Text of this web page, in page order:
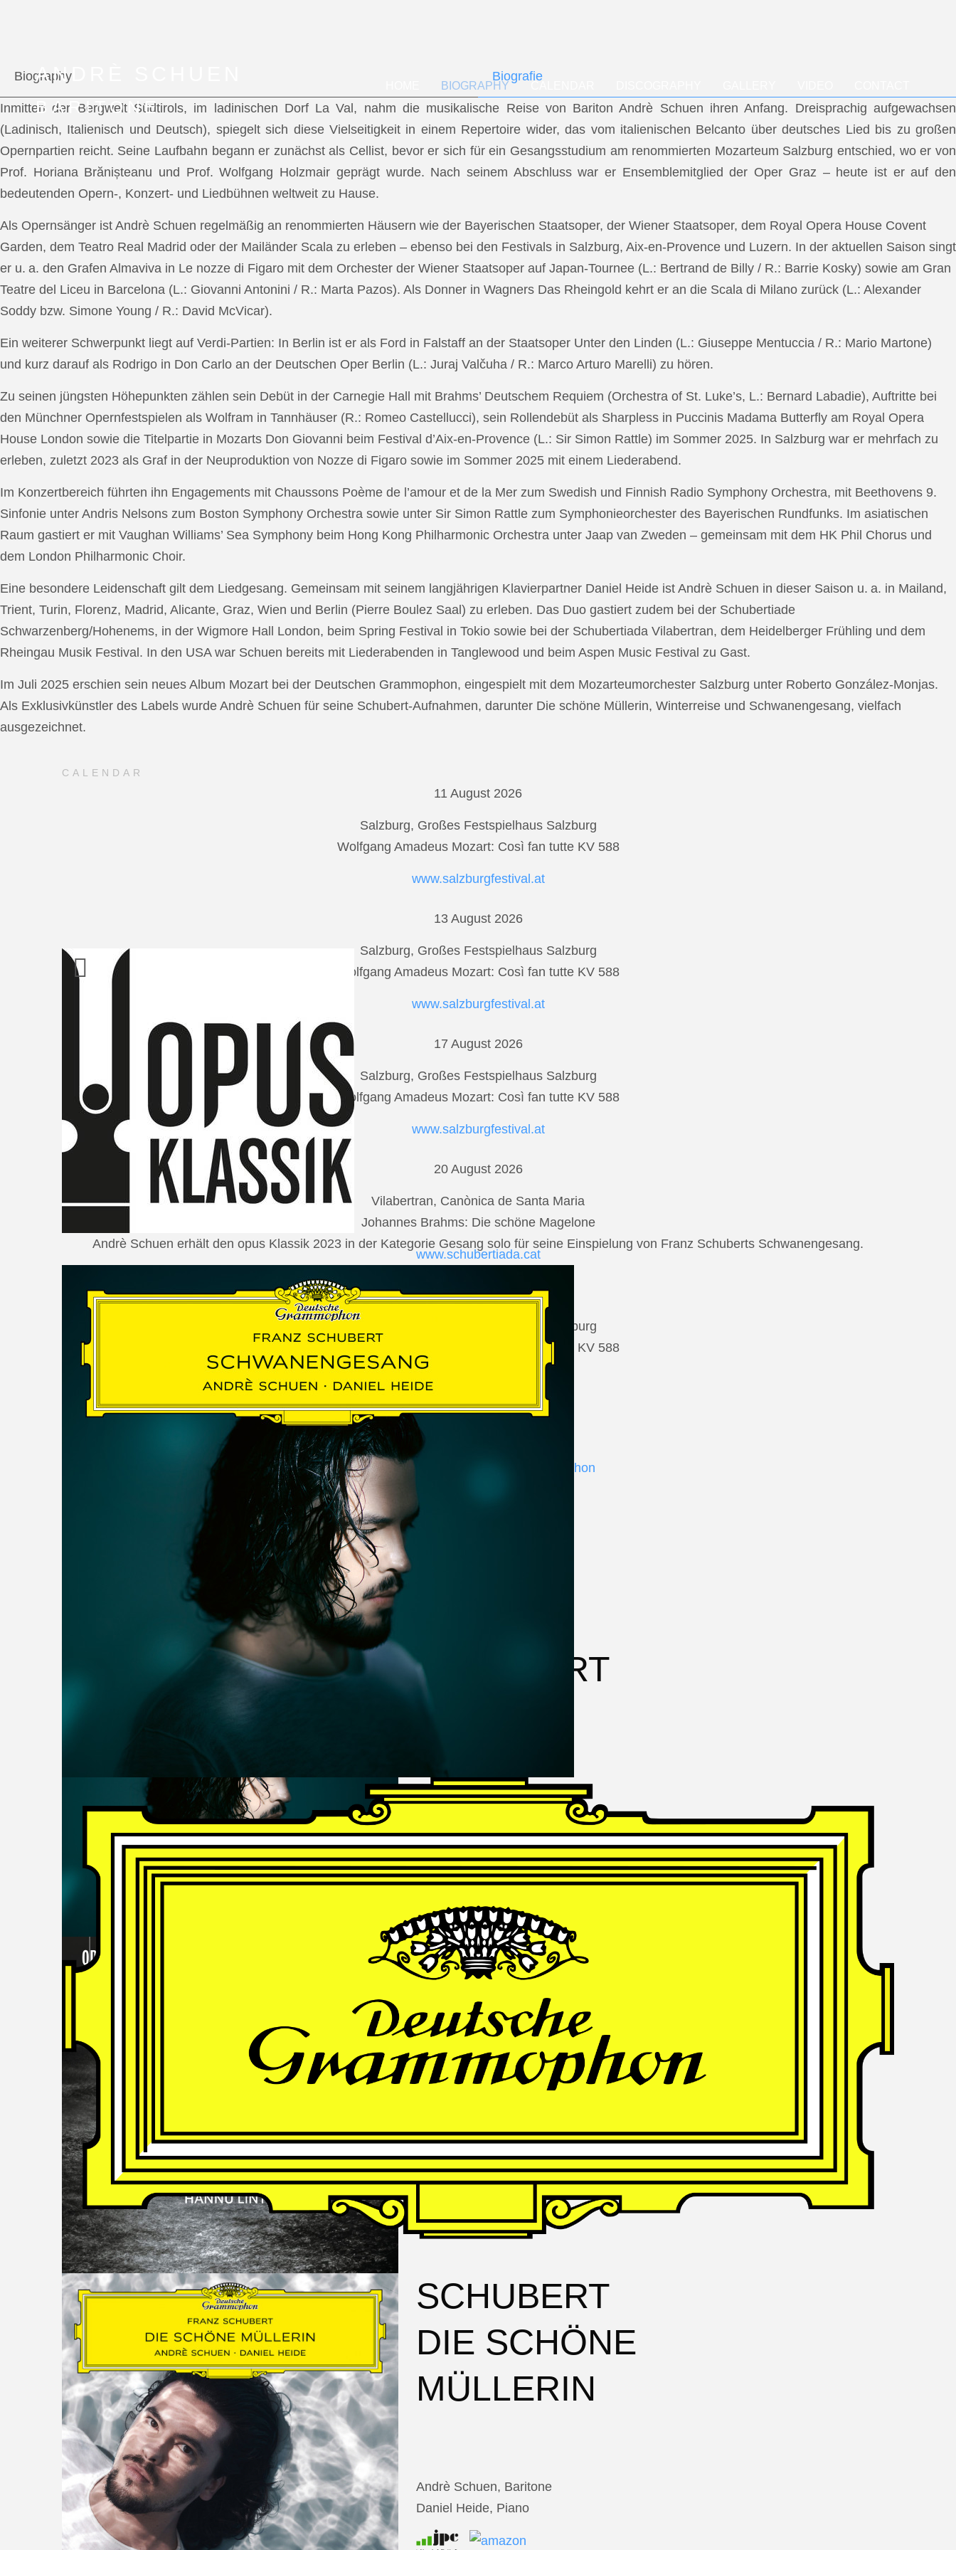
ANDRÈ SCHUEN
BARITONE
BIOGRAPHY
Biography Biografie
Inmitten der Bergwelt Südtirols, im ladinischen Dorf La Val, nahm die musikalische Reise von Bariton Andrè Schuen ihren Anfang. Dreisprachig aufgewachsen
(Ladinisch, Italienisch und Deutsch), spiegelt sich diese Vielseitigkeit in einem Repertoire wider, das vom italienischen Belcanto über deutsches Lied bis zu großen
Opernpartien reicht. Seine Laufbahn begann er zunächst als Cellist, bevor er sich für ein Gesangsstudium am renommierten Mozarteum Salzburg entschied, wo er von
Prof. Horiana Brănișteanu und Prof. Wolfgang Holzmair geprägt wurde. Nach seinem Abschluss war er Ensemblemitglied der Oper Graz – heute ist er auf den
bedeutenden Opern-, Konzert- und Liedbühnen weltweit zu Hause.
Als Opernsänger ist Andrè Schuen regelmäßig an renommierten Häusern wie der Bayerischen Staatsoper, der Wiener Staatsoper, dem Royal Opera House Covent
Garden, dem Teatro Real Madrid oder der Mailänder Scala zu erleben – ebenso bei den Festivals in Salzburg, Aix-en-Provence und Luzern. In der aktuellen Saison singt
er u. a. den Grafen Almaviva in Le nozze di Figaro mit dem Orchester der Wiener Staatsoper auf Japan-Tournee (L.: Bertrand de Billy / R.: Barrie Kosky) sowie am Gran
Teatre del Liceu in Barcelona (L.: Giovanni Antonini / R.: Marta Pazos). Als Donner in Wagners Das Rheingold kehrt er an die Scala di Milano zurück (L.: Alexander
Soddy bzw. Simone Young / R.: David McVicar).
Ein weiterer Schwerpunkt liegt auf Verdi-Partien: In Berlin ist er als Ford in Falstaff an der Staatsoper Unter den Linden (L.: Giuseppe Mentuccia / R.: Mario Martone)
und kurz darauf als Rodrigo in Don Carlo an der Deutschen Oper Berlin (L.: Juraj Valčuha / R.: Marco Arturo Marelli) zu hören.
Zu seinen jüngsten Höhepunkten zählen sein Debüt in der Carnegie Hall mit Brahms’ Deutschem Requiem (Orchestra of St. Luke’s, L.: Bernard Labadie), Auftritte bei
den Münchner Opernfestspielen als Wolfram in Tannhäuser (R.: Romeo Castellucci), sein Rollendebüt als Sharpless in Puccinis Madama Butterfly am Royal Opera
House London sowie die Titelpartie in Mozarts Don Giovanni beim Festival d’Aix-en-Provence (L.: Sir Simon Rattle) im Sommer 2025. In Salzburg war er mehrfach zu
erleben, zuletzt 2023 als Graf in der Neuproduktion von Nozze di Figaro sowie im Sommer 2025 mit einem Liederabend.
Im Konzertbereich führten ihn Engagements mit Chaussons Poème de l’amour et de la Mer zum Swedish und Finnish Radio Symphony Orchestra, mit Beethovens 9.
Sinfonie unter Andris Nelsons zum Boston Symphony Orchestra sowie unter Sir Simon Rattle zum Symphonieorchester des Bayerischen Rundfunks. Im asiatischen
Raum gastiert er mit Vaughan Williams’ Sea Symphony beim Hong Kong Philharmonic Orchestra unter Jaap van Zweden – gemeinsam mit dem HK Phil Chorus und
dem London Philharmonic Choir.
Eine besondere Leidenschaft gilt dem Liedgesang. Gemeinsam mit seinem langjährigen Klavierpartner Daniel Heide ist Andrè Schuen in dieser Saison u. a. in Mailand,
Trient, Turin, Florenz, Madrid, Alicante, Graz, Wien und Berlin (Pierre Boulez Saal) zu erleben. Das Duo gastiert zudem bei der Schubertiade
Schwarzenberg/Hohenems, in der Wigmore Hall London, beim Spring Festival in Tokio sowie bei der Schubertiada Vilabertran, dem Heidelberger Frühling und dem
Rheingau Musik Festival. In den USA war Schuen bereits mit Liederabenden in Tanglewood und beim Aspen Music Festival zu Gast.
Im Juli 2025 erschien sein neues Album Mozart bei der Deutschen Grammophon, eingespielt mit dem Mozarteumorchester Salzburg unter Roberto González-Monjas.
Als Exklusivkünstler des Labels wurde Andrè Schuen für seine Schubert-Aufnahmen, darunter Die schöne Müllerin, Winterreise und Schwanengesang, vielfach
ausgezeichnet.
CALENDAR
11 August 2026
Salzburg, Großes Festspielhaus Salzburg
Wolfgang Amadeus Mozart: Così fan tutte KV 588
www.salzburgfestival.at
13 August 2026
Salzburg, Großes Festspielhaus Salzburg
Wolfgang Amadeus Mozart: Così fan tutte KV 588
www.salzburgfestival.at
17 August 2026
Salzburg, Großes Festspielhaus Salzburg
Wolfgang Amadeus Mozart: Così fan tutte KV 588
www.salzburgfestival.at
20 August 2026
Vilabertran, Canònica de Santa Maria
Johannes Brahms: Die schöne Magelone
www.schubertiada.cat
22 August 2026
Salzburg, Großes Festspielhaus Salzburg
Wolfgang Amadeus Mozart: Così fan tutte KV 588
www.salzburgfestival.at
read more
Andrè Schuen at Deutsche Grammophon
SCHUBERT
Daniel Heide, Piano
THOMAS
LARCHER
Die Nacht der Verlorenen
Finnish Radio Symphony Orchestra
Hannu Lintu
SCHUBERT
DIE SCHÖNE
MÜLLERIN
Andrè Schuen, Baritone
Daniel Heide, Piano
Andrè Schuen erhält den opus Klassik 2023 in der Kategorie Gesang solo für seine Einspielung von Franz Schuberts Schwanengesang.